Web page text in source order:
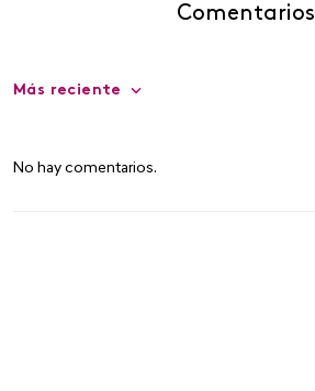
Comentarios
Más reciente
No hay comentarios.